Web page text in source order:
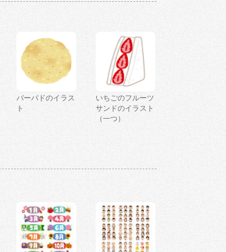
パーパドのイラス
ト
いちごのフルーツ
サンドのイラスト
（一つ）